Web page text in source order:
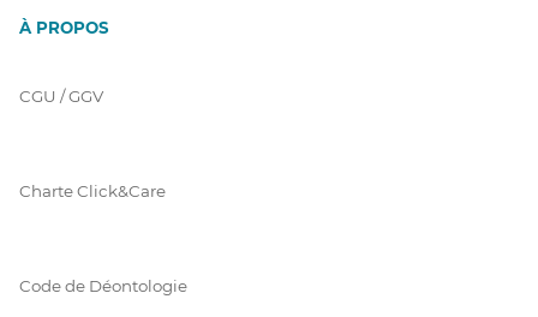
À PROPOS
CGU / GGV
Charte Click&Care
Code de Déontologie